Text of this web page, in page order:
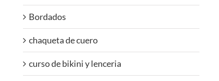
Bordados
chaqueta de cuero
curso de bikini y lenceria